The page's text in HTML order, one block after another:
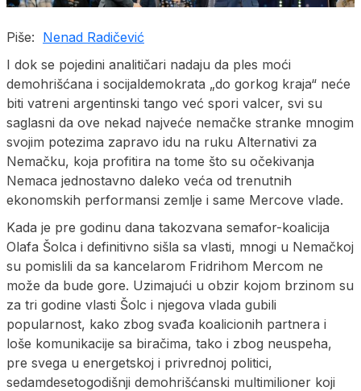
Piše: Nenad Radičević
I dok se pojedini analitičari nadaju da ples moći
demohrišćana i socijaldemokrata „do gorkog kraja“ neće
biti vatreni argentinski tango već spori valcer, svi su
saglasni da ove nekad najveće nemačke stranke mnogim
svojim potezima zapravo idu na ruku Alternativi za
Nemačku, koja profitira na tome što su očekivanja
Nemaca jednostavno daleko veća od trenutnih
ekonomskih performansi zemlje i same Mercove vlade.
Kada je pre godinu dana takozvana semafor-koalicija
Olafa Šolca i definitivno sišla sa vlasti, mnogi u Nemačkoj
su pomislili da sa kancelarom Fridrihom Mercom ne
može da bude gore. Uzimajući u obzir kojom brzinom su
za tri godine vlasti Šolc i njegova vlada gubili
popularnost, kako zbog svađa koalicionih partnera i
loše komunikacije sa biračima, tako i zbog neuspeha,
pre svega u energetskoj i privrednoj politici,
sedamdesetogodišnji demohrišćanski multimilioner koji